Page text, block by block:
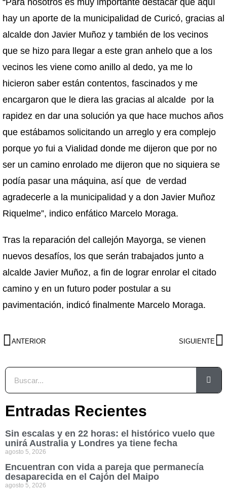
“Para nosotros es muy importante destacar que aquí
hay un aporte de la municipalidad de Curicó, gracias al
alcalde don Javier Muñoz y también de los vecinos
que se hizo para llegar a este gran anhelo que a los
vecinos les viene como anillo al dedo, ya me lo
hicieron saber están contentos, fascinados y me
encargaron que le diera las gracias al alcalde por la
rapidez en dar una solución ya que hace muchos años
que estábamos solicitando un arreglo y era complejo
porque yo fui a Vialidad donde me dijeron que por no
ser un camino enrolado me dijeron que no siquiera se
podía pasar una máquina, así que de verdad
agradecerle a la municipalidad y a don Javier Muñoz
Riquelme”, indico enfático Marcelo Moraga.
Tras la reparación del callejón Mayorga, se vienen
nuevos desafíos, los que serán trabajados junto a
alcalde Javier Muñoz, a fin de lograr enrolar el citado
camino y en un futuro poder postular a su
pavimentación, indicó finalmente Marcelo Moraga.
ANTERIOR SIGUIENTE
Entradas Recientes
Sin escalas y en 22 horas: el histórico vuelo que
unirá Australia y Londres ya tiene fecha
agosto 5, 2026
Encuentran con vida a pareja que permanecía
desaparecida en el Cajón del Maipo
agosto 5, 2026